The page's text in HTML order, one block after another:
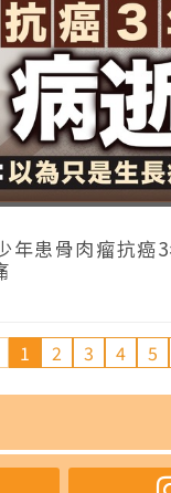
年患骨肉瘤抗癌3
1 2 3 4 5